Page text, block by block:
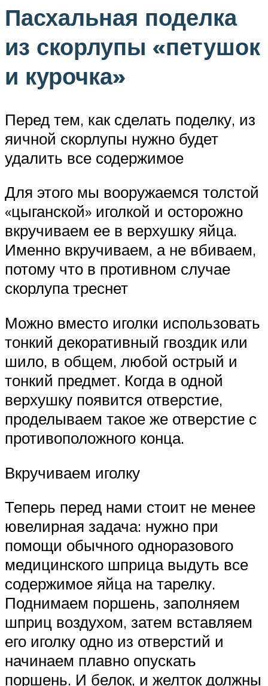
Пасхальная поделка
из скорлупы «петушок
и курочка»
Перед тем, как сделать поделку, из
яичной скорлупы нужно будет
удалить все содержимое
Для этого мы вооружаемся толстой
«цыганской» иголкой и осторожно
вкручиваем ее в верхушку яйца.
Именно вкручиваем, а не вбиваем,
потому что в противном случае
скорлупа треснет
Можно вместо иголки использовать
тонкий декоративный гвоздик или
шило, в общем, любой острый и
тонкий предмет. Когда в одной
верхушку появится отверстие,
проделываем такое же отверстие с
противоположного конца.
Вкручиваем иголку
Теперь перед нами стоит не менее
ювелирная задача: нужно при
помощи обычного одноразового
медицинского шприца выдуть все
содержимое яйца на тарелку.
Поднимаем поршень, заполняем
шприц воздухом, затем вставляем
его иголку одно из отверстий и
начинаем плавно опускать
поршень. И белок, и желток должны